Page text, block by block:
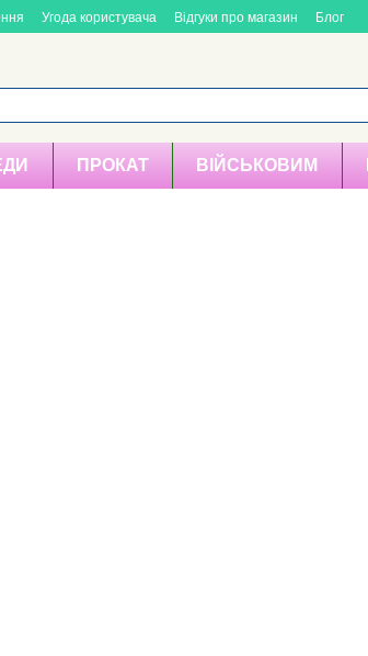
Угода користувача Відгуки про магазин Блог
ПРОКАТ ВІЙСЬКОВИМ